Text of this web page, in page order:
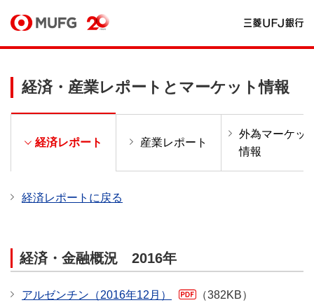
経済・産業レポートとマーケット情報
経済レポート 産業レポート
外為マーケッ
情報
経済レポートに戻る
経済・金融概況 2016年
アルゼンチン（2016年12月）
（382KB）